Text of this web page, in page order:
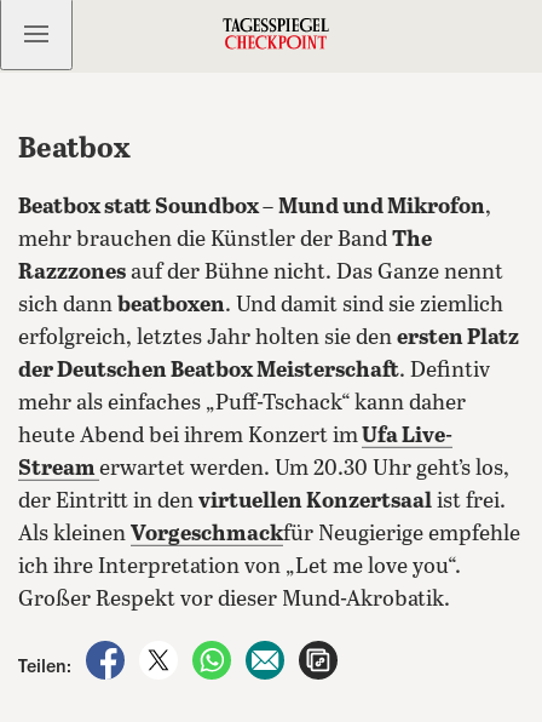
Kostenlos anmelden
Beatbox
Beatbox statt Soundbox– Mund und Mikrofon,
mehr brauchen die Künstler der Band The
Razzzones auf der Bühne nicht. Das Ganze nennt
sich dann beatboxen. Und damit sind sie ziemlich
erfolgreich, letztes Jahr holten sie den ersten Platz
der Deutschen Beatbox Meisterschaft. Defintiv
mehr als einfaches „Puff-Tschack“ kann daher
heute Abend bei ihrem Konzert imUfa Live-
Streamerwartet werden. Um 20.30 Uhr geht’s los,
der Eintritt in den virtuellen Konzertsaal ist frei.
Als kleinen Vorgeschmackfür Neugierige empfehle
ich ihre Interpretation von „Let me love you“.
Großer Respekt vor dieser Mund-Akrobatik.
Teilen:
auf Facebook teilen
auf X teilenper WhatsApp teilen
per E-Mail teilen